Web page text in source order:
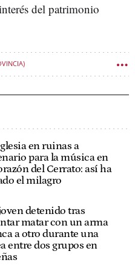
del patrimonio
en ruinas a
para la música en
del Cerrato: así ha
el milagro
detenido tras
matar con un arma
a otro durante una
entre dos grupos en